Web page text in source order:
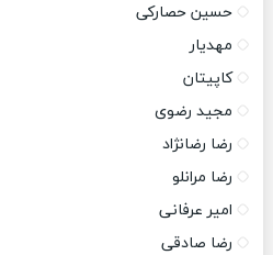
حسین حصارکی
مهدیار
کاپیتان
مجید رضوی
رضا رضانژاد
رضا مرانلو
امیر عرفانی
رضا صادقی